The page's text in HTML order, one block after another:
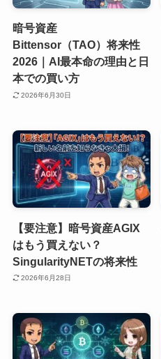
暗号資産
Bittensor（TAO）将来性
2026｜AI最本命の理由と日
本での買い方
2026年6月30日
【要注意】暗号資産AGIX
はもう買えない？
SingularityNETの将来性
2026年6月28日